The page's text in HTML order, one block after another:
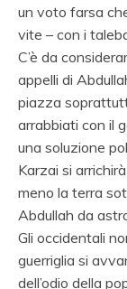
un voto farsa
vite – con i
C’è da
appelli di
piazza
arrabbiati con il
una soluzione
Karzai si
meno la terra
Abdullah da
Gli occidentali
guerriglia si
dell’odio della